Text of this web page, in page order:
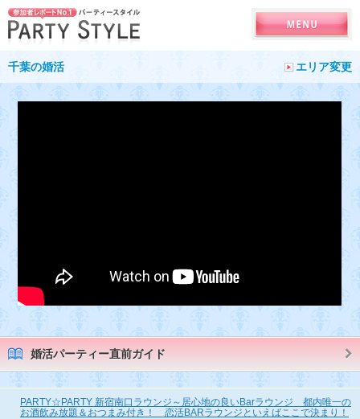
千葉の婚活 エリア変更
婚活パーティー直前ガイド
PARTY☆PARTY 新宿南口ラウンジ～居心地の良いBarラウンジ 都内唯一の
お酒飲み放題＆おつまみ付き！ 恋活BARラウンジといえばここで決まり！